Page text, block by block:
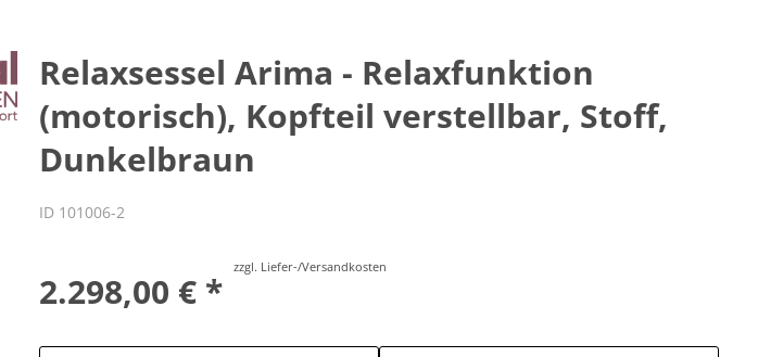
Relaxsessel Arima - Relaxfunktion
(motorisch), Kopfteil verstellbar, Stoff,
Dunkelbraun
ID 101006-2
2.298,00 € *
zzgl. Liefer-/Versandkosten